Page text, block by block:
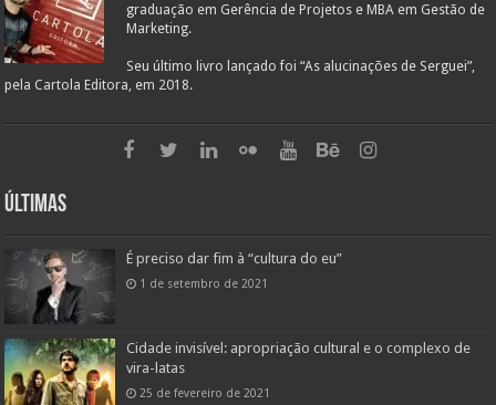
graduação em Gerência de Projetos e MBA em Gestão de
Marketing.
Seu último livro lançado foi “As alucinações de Serguei”,
pela Cartola Editora, em 2018.
Últimas
É preciso dar fim à “cultura do eu”
1 de setembro de 2021
Cidade invisível: apropriação cultural e o complexo de
vira-latas
25 de fevereiro de 2021